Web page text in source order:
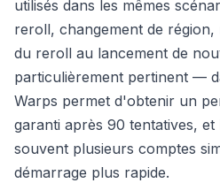
utilisés dans les mêmes
reroll, changement de
du reroll au lancement de
particulièrement pertinent —
Warps permet d'obtenir un
garanti après 90 tentatives,
souvent plusieurs comptes
démarrage plus rapide.